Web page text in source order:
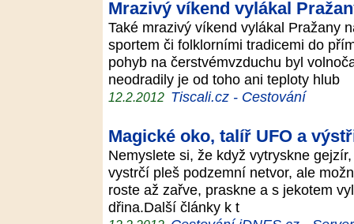
Mrazivý víkend vylákal
Také mrazivý víkend vylákal Pražany
sportem či folklorními tradicemi do
pohyb na čerstvémvzduchu byl
neodradily je od toho ani teploty hlub
12.2.2012 Tiscali.cz - Cestování
Magické oko, talíř UFO a
Nemyslete si, že když vytryskne
vystrčí pleš podzemní netvor, ale
roste až zařve, praskne a s jekotem
dřina.Další články k t